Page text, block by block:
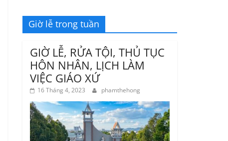
Giờ lễ trong tuần
GIỜ LỄ, RỬA TỘI, THỦ TỤC
HÔN NHÂN, LỊCH LÀM
VIỆC GIÁO XỨ
16 Tháng 4, 2023 phamthehong